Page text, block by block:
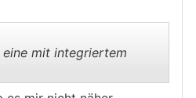
eine mit integriertem